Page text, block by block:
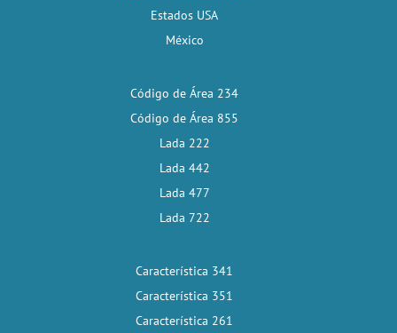
Estados USA
México
Código de Área 234
Código de Área 855
Lada 222
Lada 442
Lada 477
Lada 722
Característica 341
Característica 351
Característica 261